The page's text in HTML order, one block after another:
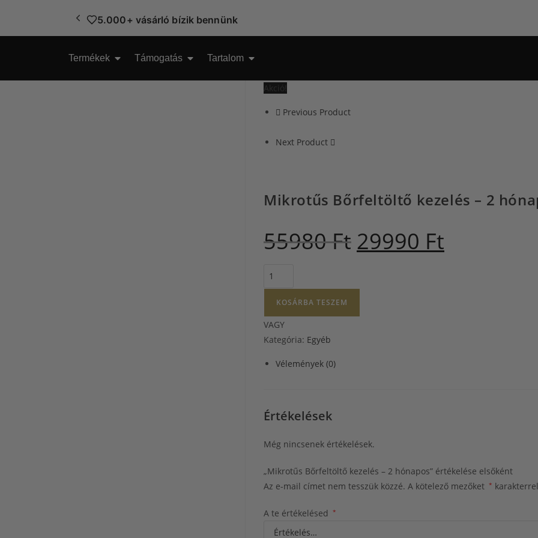
5.000+ vásárló bízik bennünk
90 napos pénzvisszafizetési garancia
Termékek Támogatás Tartalom
Previous Product
Next Product
Mikrotűs Bőrfeltöltő kezelés – 2
55980Ft 29990 Ft
KOSÁRBA TESZEM
VAGY
Kategória: Egyéb
Vélemények (0)
Értékelések
Még nincsenek értékelések.
„Mikrotűs Bőrfeltöltő kezelés – 2 hónapos” értékelése elsőként
Az e-mail címet nem tesszük közzé. A kötelező mezőket *
A te értékelésed *